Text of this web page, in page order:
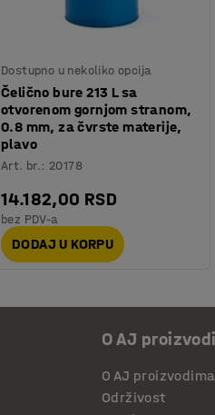
Dostupno u nekoliko opcija
Čelično bure 213 L sa
otvorenom gornjom stranom,
0.8 mm, za čvrste materije,
plavo
Art. br.: 20178
14.182,00 RSD
bez PDV-a
DODAJ U KORPU
O AJ
O AJ proizvodima
Održivost